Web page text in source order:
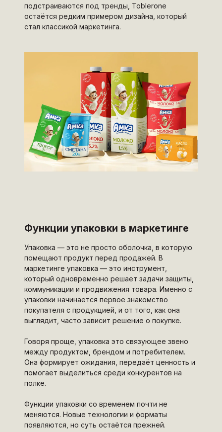
подстраиваются под тренды, Toblerone
остаётся редким примером дизайна, который
стал классикой маркетинга.
Упаковка — это не просто оболочка, в которую
помещают продукт перед продажей. В
маркетинге упаковка — это инструмент,
который одновременно решает задачи защиты,
коммуникации и продвижения товара. Именно с
упаковки начинается первое знакомство
покупателя с продукцией, и от того, как она
выглядит, часто зависит решение о покупке.
Говоря проще, упаковка это связующее звено
между продуктом, брендом и потребителем.
Она формирует ожидания, передаёт ценность и
помогает выделиться среди конкурентов на
полке.
Функции упаковки со временем почти не
меняются. Новые технологии и форматы
появляются, но суть остаётся прежней.
Функции упаковки в маркетинге